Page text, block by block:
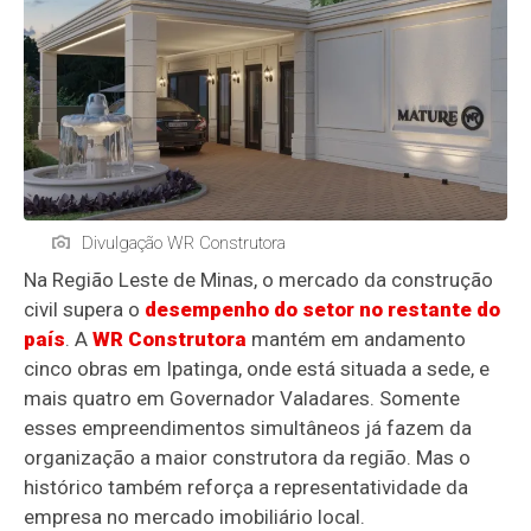
Divulgação WR Construtora
Na Região Leste de Minas, o mercado da construção
civil supera o desempenho do setor no restante do
país. AWR Construtora mantém em andamento
cinco obras em Ipatinga, onde está situada a sede, e
mais quatro em Governador Valadares. Somente
esses empreendimentos simultâneos já fazem da
organização a maior construtora da região. Mas o
histórico também reforça a representatividade da
empresa no mercado imobiliário local.